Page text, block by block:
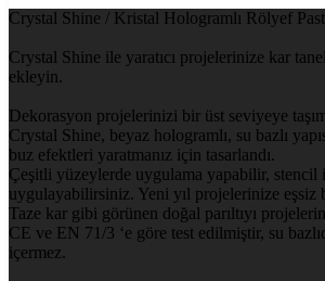
Crystal Shine / Kristal Hologramlı Rölyef
Crystal Shine ile yaratıcı projelerinize kar
ekleyin.
Dekorasyon projelerinizi bir üst seviyeye
Crystal Shine, beyaz hologramlı, su bazlı
buz efektleri yaratmanız için tasarlandı.
Çeşitli yüzeylerde uygulama yapabilir, stencil
uygulayabilirsiniz. Yeni yıl projelerinize eşsiz
Taze kar gibi görünen doğal parıltıyı
CE ve EN 71/3 ‘e göre test edilmiştir, su
içermez.